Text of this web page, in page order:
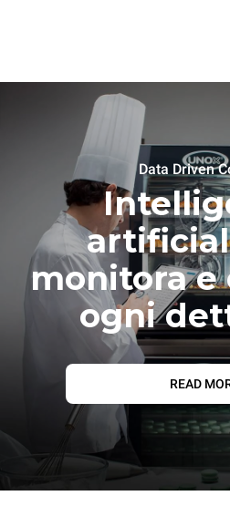
Data Driven
monitora e
ogni
READ